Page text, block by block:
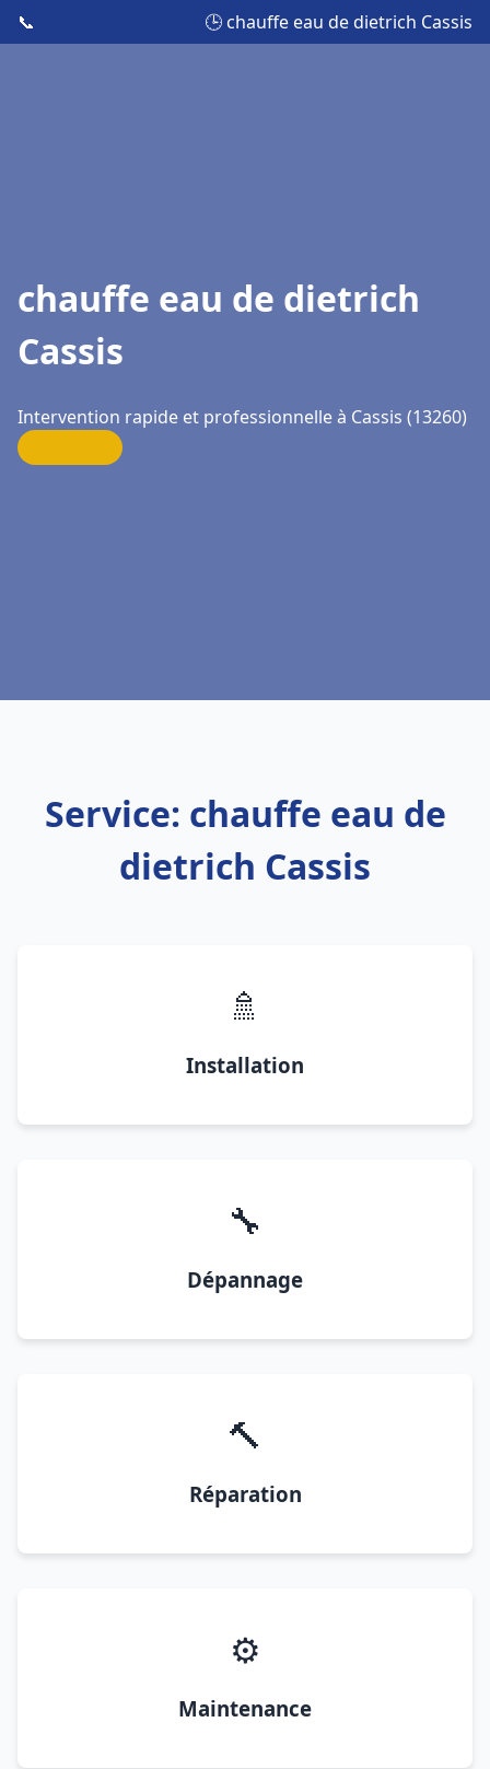
📞 🕒 chauffe eau de dietrich Cassis
chauffe eau de dietrich
Cassis
Intervention rapide et professionnelle à Cassis (13260)
Service: chauffe eau de
dietrich Cassis
🚿
Installation
🔧
Dépannage
🔨
Réparation
⚙️
Maintenance